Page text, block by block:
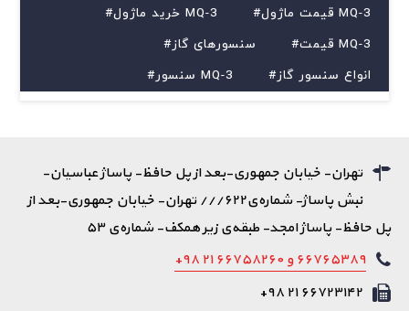
#قیمت ماژول MQ-3
#خرید ماژول MQ-3
#قیمت MQ-3
#سنسورهای گاز
#انواع سنسور گاز
#سنسور MQ-3
تهران- خیابان جمهوری-بعد از پل حافظ- پاساژ عباسیان-
نبش پاساژ- شماره‌ی۶۲۲/// تهران- خیابان جمهوری-بعد از
پل حافظ- پاساژ امجد- طبقه‌ی زیر همکف- شماره‌ی ۵۳
۶۶۷۶۵۳۸۹ و ۶۶۷۵۸۲۶۰ ۲۱ ۹۸+
۶۶۷۲۳۱۴۲ ۲۱ ۹۸+